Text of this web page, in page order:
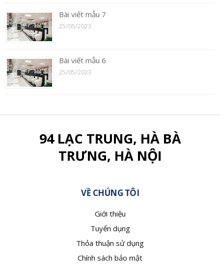
Bài viết mẫu 7
25/05/2023
Bài viết mẫu 6
25/05/2023
94 LẠC TRUNG, HÀ BÀ
TRƯNG, HÀ NỘI
VỀ CHÚNG TÔI
Giới thiệu
Tuyển dụng
Thỏa thuận sử dụng
Chính sách bảo mật